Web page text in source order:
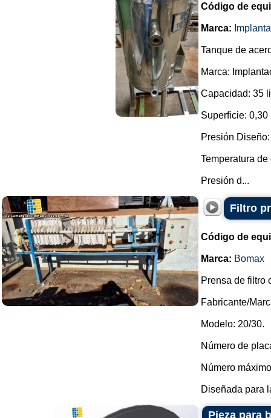
Código de
Marca:
Tanque de
Marca:
Capacidad: 35
Superficie: 0,30
Presión
Temperatura
Presión d...
Filtro
Código de
Marca: Bomax
Prensa de filtro
Fabricante/
Modelo: 20/30.
Número de
Número
Diseñada para
Pieza para